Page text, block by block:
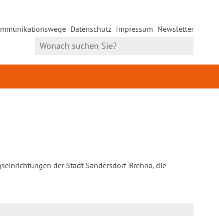
Datenschutz Impressum Newsletter
der Stadt Sandersdorf-Brehna, die